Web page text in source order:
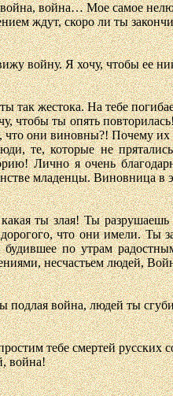
война… Мое самое
ждут, скоро ли ты
войну. Я хочу, чтобы ее
так жестока. На тебе
чтобы ты опять
что они виновны?! Почему их
те, которые не
Лично я очень
младенцы. Виновница в
ты злая! Ты
что они имели. Ты
будившее по утрам
несчастьем людей,
подлая война, людей ты
тебе смертей русских
война!